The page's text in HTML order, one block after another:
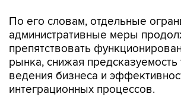
По его словам, отдельные
административные меры
препятствовать
рынка, снижая предсказуемость
ведения бизнеса и
интеграционных процессов.